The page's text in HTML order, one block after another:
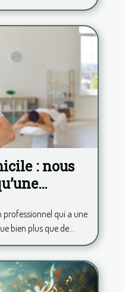
: nous
calculer
!
professionnel qui a une
bien plus que de...